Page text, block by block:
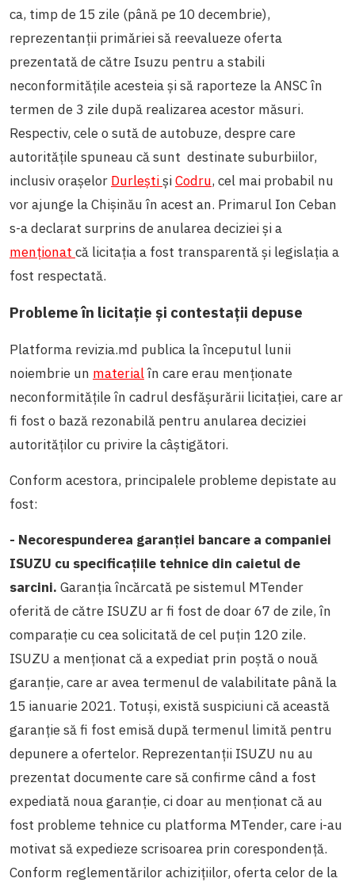
ca, timp de 15 zile (până pe 10 decembrie),
reprezentanții primăriei să reevalueze oferta
prezentată de către Isuzu pentru a stabili
neconformitățile acesteia și să raporteze la ANSC în
termen de 3 zile după realizarea acestor măsuri.
Respectiv, cele o sută de autobuze, despre care
autoritățile spuneau că sunt destinate suburbiilor,
inclusiv orașelor DurleștișiCodru, cel mai probabil nu
vor ajunge la Chișinău în acest an. Primarul Ion Ceban
s-a declarat surprins de anularea deciziei și a
menționat că licitația a fost transparentă și legislația a
fost respectată.
Probleme în licitație și contestații depuse
Platforma revizia.md publica la începutul lunii
noiembrie un materialîn care erau menționate
neconformitățile în cadrul desfășurării licitației, care ar
fi fost o bază rezonabilă pentru anularea deciziei
autorităților cu privire la câștigători.
Conform acestora, principalele probleme depistate au
fost:
- Necorespunderea garanției bancare a companiei
ISUZU cu specificațiile tehnice din caietul de
sarcini. Garanția încărcată pe sistemul MTender
oferită de către ISUZU ar fi fost de doar 67 de zile, în
comparație cu cea solicitată de cel puțin 120 zile.
ISUZU a menționat că a expediat prin poștă o nouă
garanție, care ar avea termenul de valabilitate până la
15 ianuarie 2021. Totuși, există suspiciuni că această
garanție să fi fost emisă după termenul limită pentru
depunere a ofertelor. Reprezentanții ISUZU nu au
prezentat documente care să confirme când a fost
expediată noua garanție, ci doar au menționat că au
fost probleme tehnice cu platforma MTender, care i-au
motivat să expedieze scrisoarea prin corespondență.
Conform reglementărilor achizițiilor, oferta celor de la